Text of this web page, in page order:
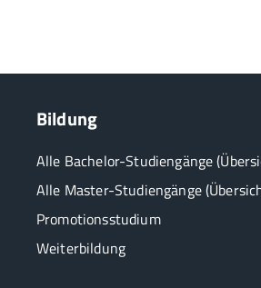
Bildung
Alle Bachelor-Studiengänge
Alle Master-Studiengänge
Promotionsstudium
Weiterbildung